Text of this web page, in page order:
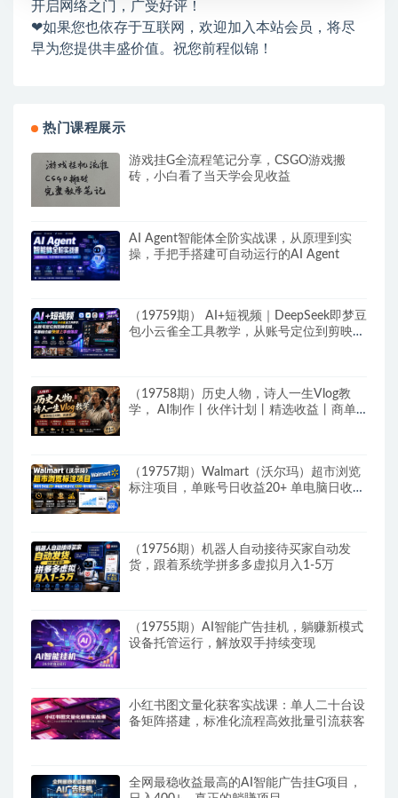
开启网络之门，广受好评！
❤如果您也依存于互联网，欢迎加入本站会员，将尽
早为您提供丰盛价值。祝您前程似锦！
热门课程展示
游戏挂G全流程笔记分享，CSGO游戏搬
砖，小白看了当天学会见收益
AI Agent智能体全阶实战课，从原理到实
操，手把手搭建可自动运行的AI Agent
（19759期） AI+短视频｜DeepSeek即梦豆
包小云雀全工具教学，从账号定位到剪映剪
（19758期）历史人物，诗人一生Vlog教
学， AI制作丨伙伴计划丨精选收益丨商单
（19757期）Walmart（沃尔玛）超市浏览
标注项目，单账号日收益20+ 单电脑日收益
（19756期）机器人自动接待买家自动发
货，跟着系统学拼多多虚拟月入1-5万
（19755期）AI智能广告挂机，躺赚新模式
设备托管运行，解放双手持续变现
小红书图文量化获客实战课：单人二十台设
备矩阵搭建，标准化流程高效批量引流获客
全网最稳收益最高的AI智能广告挂G项目，